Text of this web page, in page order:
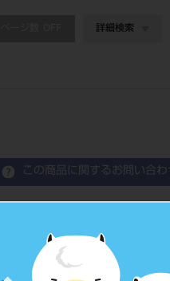
詳細検索
この商品に関するお問い合わ
Vacuum Motor
吸引装置ポンプ